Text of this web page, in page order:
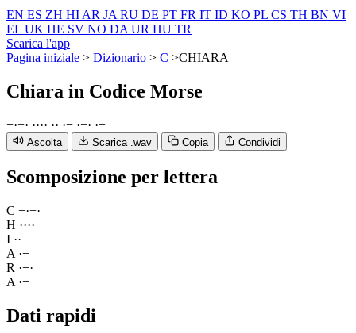
EN ES ZH HI AR JA RU DE PT FR IT ID KO PL CS TH BN VI
EL UK HE SV NO DA UR HU TR
Scarica l'app
Pagina iniziale > Dizionario > C >CHIARA
Chiara in Codice Morse
−·−· ···· ·· ·− ·−· ·−
Ascolta Scarica .wav Copia Condividi
Scomposizione per lettera
C −·−·
H ····
I ··
A ·−
R ·−·
A ·−
Dati rapidi